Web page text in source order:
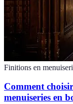
Finitions en
Comment
menuiseries en